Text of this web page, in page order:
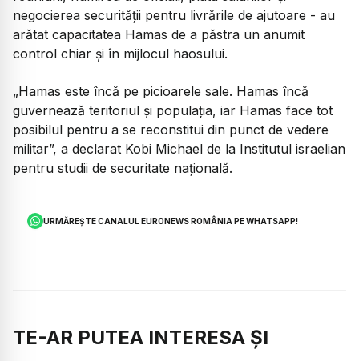
negocierea securității pentru livrările de ajutoare - au
arătat capacitatea Hamas de a păstra un anumit
control chiar și în mijlocul haosului.
„Hamas este încă pe picioarele sale. Hamas încă
guvernează teritoriul și populația, iar Hamas face tot
posibilul pentru a se reconstitui din punct de vedere
militar”, a declarat Kobi Michael de la Institutul israelian
pentru studii de securitate națională.
URMĂREȘTE CANALUL EURONEWS ROMÂNIA PE WHATSAPP!
TE-AR PUTEA INTERESA ȘI